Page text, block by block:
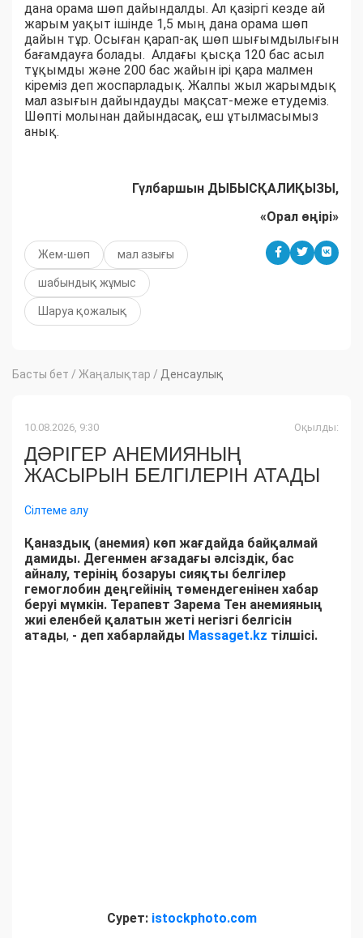
дана орама шөп дайындалды. Ал қазіргі кезде ай
жарым уақыт ішінде 1,5 мың дана орама шөп
дайын тұр. Осыған қарап-ақ шөп шығымдылығын
бағамдауға болады. Алдағы қысқа 120 бас асыл
тұқымды және 200 бас жайын ірі қара малмен
кіреміз деп жоспарладық. Жалпы жыл жарымдық
мал азығын дайындауды мақсат-меже етудеміз.
Шөпті молынан дайындасақ, еш ұтылмасымыз
анық.
Гүлбаршын ДЫБЫСҚАЛИҚЫЗЫ,
«Орал өңірі»
Жем-шөп мал азығы
шабындық жұмыс
Шаруа қожалық
Басты бет / Жаңалықтар / Денсаулық
10.08.2026, 9:30 Оқылды:
ДӘРІГЕР АНЕМИЯНЫҢ
ЖАСЫРЫН БЕЛГІЛЕРІН АТАДЫ
Сілтеме алу
Қаназдық (анемия) көп жағдайда байқалмай
дамиды. Дегенмен ағзадағы әлсіздік, бас
айналу, терінің бозаруы сияқты белгілер
гемоглобин деңгейінің төмендегенінен хабар
беруі мүмкін. Терапевт Зарема Тен анемияның
жиі еленбей қалатын жеті негізгі белгісін
атады, - деп хабарлайды Massaget.kz тілшісі.
Сурет: istockphoto.com